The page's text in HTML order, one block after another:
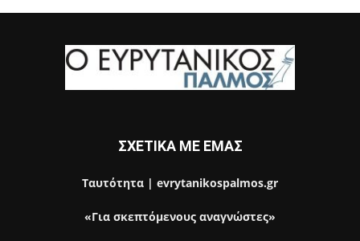
ΣΧΕΤΙΚΑ ΜΕ ΕΜΑΣ
Ταυτότητα | evrytanikospalmos.gr
«Για σκεπτόμενους αναγνώστες»